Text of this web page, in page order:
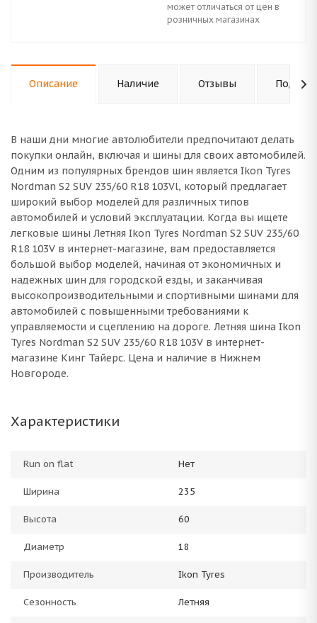
может отличаться от цен в
розничных магазинах
Описание Наличие Отзывы
В наши дни многие автолюбители предпочитают делать
покупки онлайн, включая и шины для своих автомобилей.
Одним из популярных брендов шин является Ikon Tyres
Nordman S2 SUV 235/60 R18 103Vl, который предлагает
широкий выбор моделей для различных типов
автомобилей и условий эксплуатации. Когда вы ищете
легковые шины Летняя Ikon Tyres Nordman S2 SUV 235/60
R18 103V в интернет-магазине, вам предоставляется
большой выбор моделей, начиная от экономичных и
надежных шин для городской езды, и заканчивая
высокопроизводительными и спортивными шинами для
автомобилей с повышенными требованиями к
управляемости и сцеплению на дороге. Летняя шина Ikon
Tyres Nordman S2 SUV 235/60 R18 103V в интернет-
магазине Кинг Тайерс. Цена и наличие в Нижнем
Новгороде.
Характеристики
Run on flat Нет
Ширина 235
Высота 60
Диаметр 18
Производитель Ikon Tyres
Сезонность Летняя